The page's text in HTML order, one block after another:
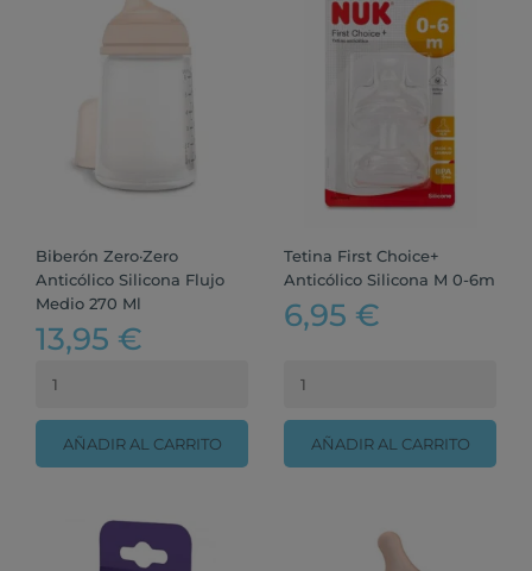
Biberón Zero·Zero
Anticólico Silicona Flujo
Medio 270 Ml
13,95 €
AÑADIR AL CARRITO
Tetina First Choice+
Anticólico Silicona M 0-6m
6,95 €
AÑADIR AL CARRITO